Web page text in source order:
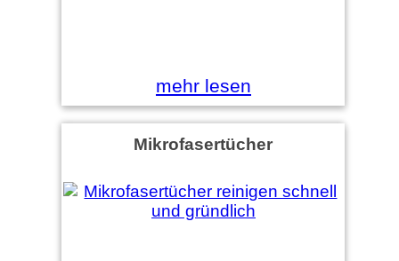
mehr lesen
Mikrofasertücher